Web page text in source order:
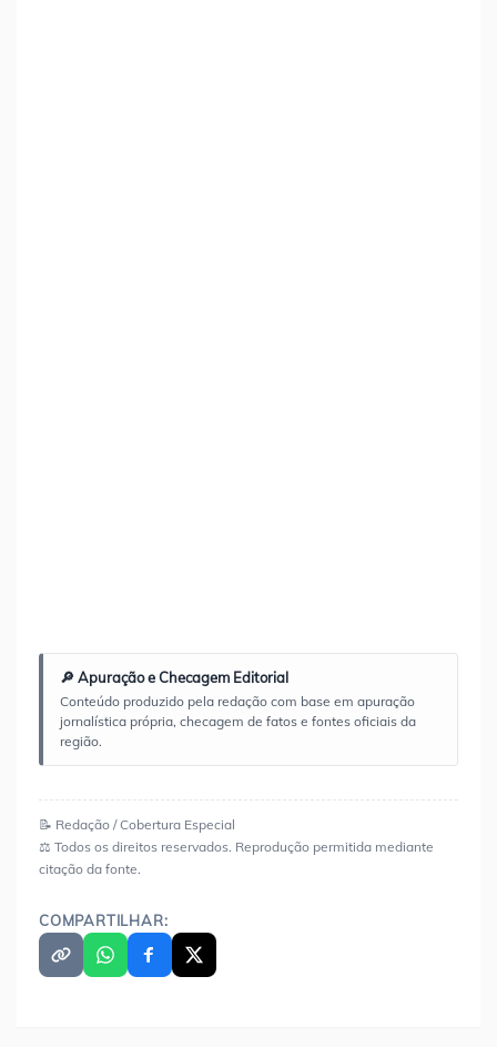
🔎 Apuração e Checagem Editorial
Conteúdo produzido pela redação com base em apuração
jornalística própria, checagem de fatos e fontes oficiais da
região.
📝 Redação / Cobertura Especial
⚖️ Todos os direitos reservados. Reprodução permitida mediante
citação da fonte.
COMPARTILHAR: